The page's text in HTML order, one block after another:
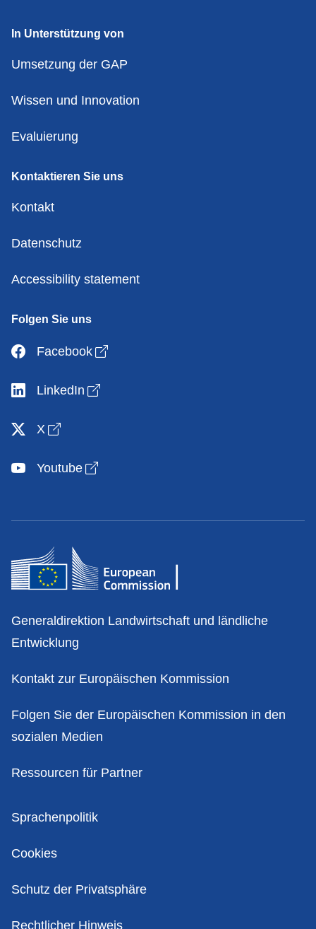
In Unterstützung von
Umsetzung der GAP
Wissen und Innovation
Evaluierung
Kontaktieren Sie uns
Kontakt
Datenschutz
Accessibility statement
Folgen Sie uns
Facebook Open link in new window
LinkedIn Open link in new window
X Open link in new window
Youtube Open link in new window
Kontakt
Generaldirektion Landwirtschaft und ländliche
Entwicklung
Kontakt zur Europäischen Kommission
Folgen Sie der Europäischen Kommission in den
sozialen Medien
Ressourcen für Partner
Politik
Sprachenpolitik
Cookies
Schutz der Privatsphäre
Rechtlicher Hinweis